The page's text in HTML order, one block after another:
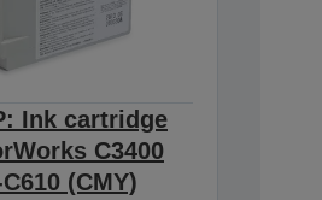
Ink cartridge
C3400
(CMY)